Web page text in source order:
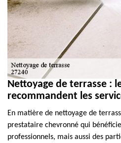
Nettoyage de terrasse :
recommandent les
En matière de nettoyage de
prestataire chevronné qui
professionnels, mais aussi des